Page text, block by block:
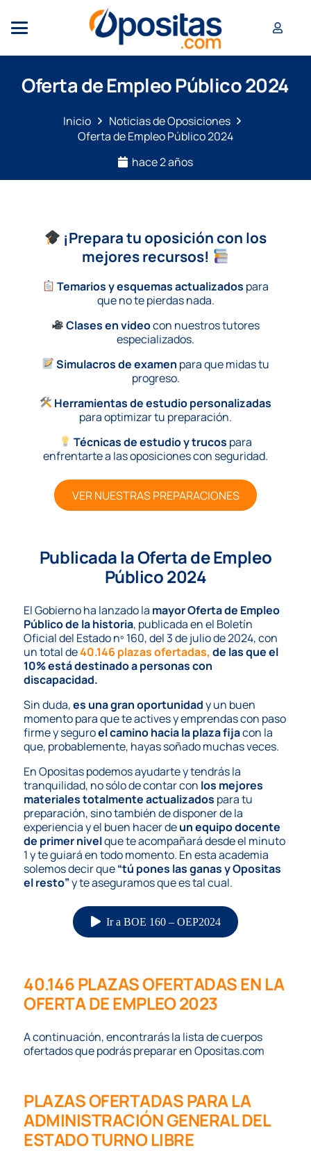
Oferta de Empleo Público 2024
Inicio
Noticias de Oposiciones
Oferta de Empleo Público 2024
hace 2 años
¡Prepara tu oposición con los
mejores recursos!
Temarios y esquemas actualizados para
que no te pierdas nada.
Clases en videocon nuestros tutores
especializados.
Simulacros de examen para que midas tu
progreso.
Herramientas de estudio personalizadas
para optimizar tu preparación.
Técnicas de estudio y trucos para
enfrentarte a las oposiciones con seguridad.
VER NUESTRAS PREPARACIONES
Publicada la Oferta de Empleo
Público 2024
El Gobierno ha lanzado la mayor Oferta de Empleo
Público de la historia, publicada en el Boletín
Oficial del Estado nº 160, del 3 de julio de 2024,con
un total de40.146 plazas ofertadas, de las que el
10% está destinado a personas con
discapacidad.
Sin duda,es una gran oportunidady un buen
momento para que te actives y emprendas con paso
firme y seguroel camino hacia la plaza fijacon la
que, probablemente, hayas soñado muchas veces.
En Opositas podemos ayudarte y tendrás la
tranquilidad, no sólo de contar con los mejores
materiales totalmente actualizados para tu
preparación, sino también de disponer de la
experiencia y el buen hacer deun equipo docente
de primer nivelque te acompañará desde el minuto
1 y te guiará en todo momento. En esta academia
solemos decir que“tú pones las ganas y Opositas
el resto”y te aseguramos que es tal cual.
Ir a BOE 160 – OEP2024
40.146 PLAZAS OFERTADAS EN LA
OFERTA DE EMPLEO 2023
A continuación, encontrarás la lista de cuerpos
ofertados que podrás preparar enOpositas.com
PLAZAS OFERTADAS PARA LA
ADMINISTRACIÓN GENERAL DEL
ESTADO TURNO LIBRE